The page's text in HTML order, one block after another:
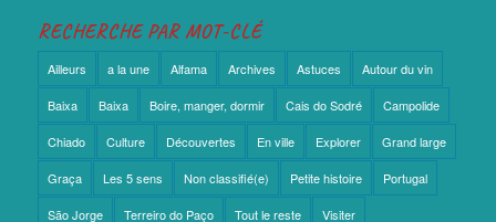
RECHERCHE PAR MOT-CLÉ
Ailleurs a la une Alfama Archives Astuces Autour du vin
Baixa Baixa Boire, manger, dormir Cais do Sodré Campolide
Chiado Culture Découvertes En ville Explorer Grand large
Graça Les 5 sens Non classifié(e) Petite histoire Portugal
São Jorge Terreiro do Paço Tout le reste Visiter